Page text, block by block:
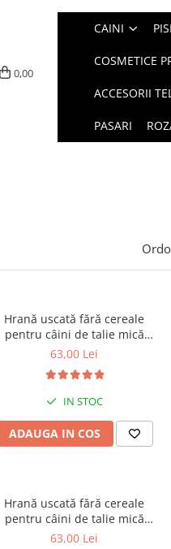
0,00
CAINI
COSMETICE
ACCESORII
PASARI
Hrană uscată fără cereale
pentru câini de talie mică
Nature's Protection Superior
Breeds, Pește Alb, pentru
eliminarea petelor din jurul
63,00 Lei
IN STOC
ADAUGA IN COS
Hrană uscată fără cereale
pentru câini de talie mică
Nature's Protection Superior
63,00 Lei